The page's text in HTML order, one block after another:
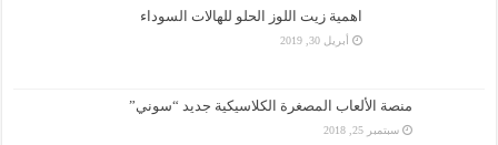
اهمية زيت اللوز الحلو للهالات السوداء
أبريل 30, 2019
منصة الألعاب المصغرة الكلاسيكية جديد “سوني”
سبتمبر 25, 2018